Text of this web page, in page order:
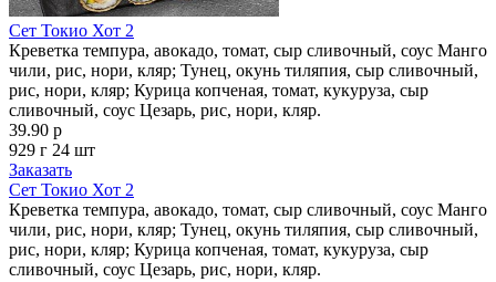
Сет Токио Хот 2
Креветка темпура, авокадо, томат, сыр сливочный, соус Манго
чили, рис, нори, кляр; Тунец, окунь тиляпия, сыр сливочный,
рис, нори, кляр; Курица копченая, томат, кукуруза, сыр
сливочный, соус Цезарь, рис, нори, кляр.
39.90 р
929 г 24 шт
Заказать
Сет Токио Хот 2
Креветка темпура, авокадо, томат, сыр сливочный, соус Манго
чили, рис, нори, кляр; Тунец, окунь тиляпия, сыр сливочный,
рис, нори, кляр; Курица копченая, томат, кукуруза, сыр
сливочный, соус Цезарь, рис, нори, кляр.